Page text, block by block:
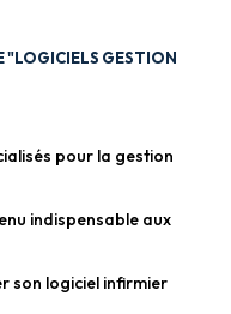
"LOGICIELS GESTION
pour la gestion
indispensable aux
son logiciel infirmier